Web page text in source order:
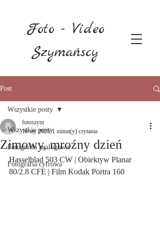
Foto - Video
Szymańscy
Post
Wszystkie posty
Fotografia analogowa
Fotografia cyfrowa
Wszystkie posty
Zimowy, mroźny dzień
fotoszym
16 sty 2025 1 minut(y) czytania
Hasselblad 503 CW | Obiektyw Planar
80/2.8 CFE | Film Kodak Portra 160